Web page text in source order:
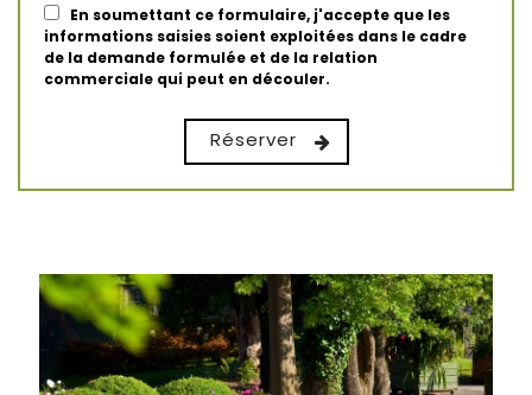
En soumettant ce formulaire, j'accepte que les
informations saisies soient exploitées dans le cadre
de la demande formulée et de la relation
commerciale qui peut en découler.